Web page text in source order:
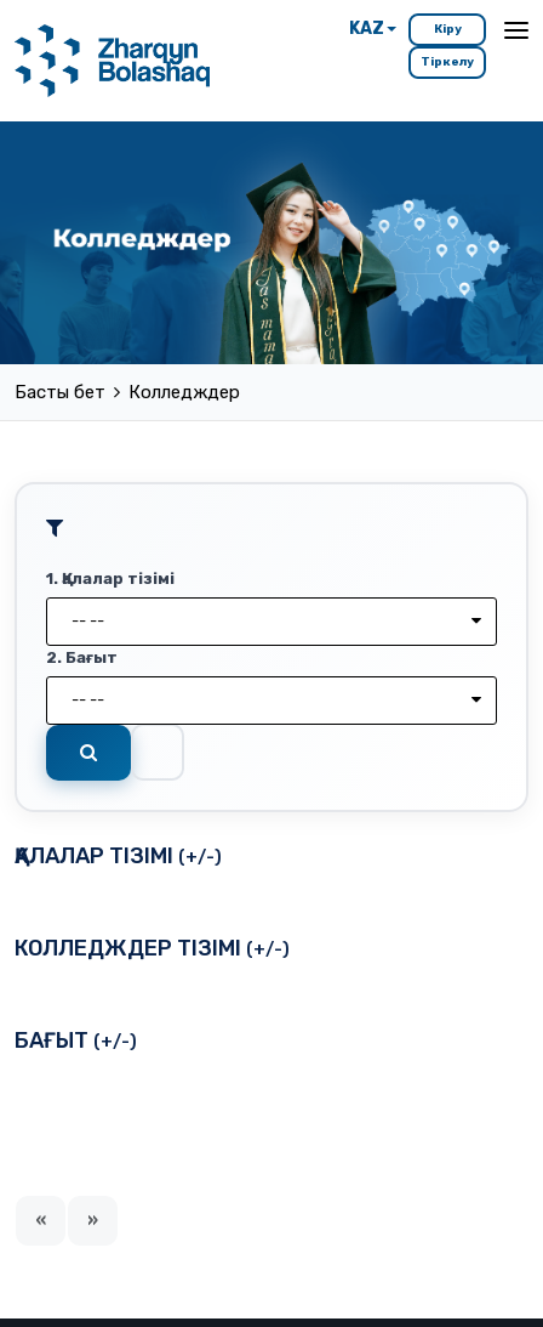
KAZ Кіру
Тіркелу
Басты бет Колледждер
1. Қалалар тізімі
-- --
2. Бағыт
-- --
ҚАЛАЛАР ТІЗІМІ (+/-)
КОЛЛЕДЖДЕР ТІЗІМІ (+/-)
БАҒЫТ (+/-)
« »